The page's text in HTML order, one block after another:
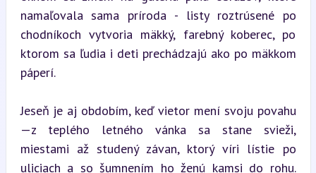
namaľovala sama príroda - listy roztrúsené po
chodníkoch vytvoria mäkký, farebný koberec, po
ktorom sa ľudia i deti prechádzajú ako po mäkkom
páperí.
Jeseň je aj obdobím, keď vietor mení svoju povahu
—z teplého letného vánka sa stane svieži,
miestami až studený závan, ktorý víri lístie po
uliciach a so šumnením ho ženú kamsi do rohu.